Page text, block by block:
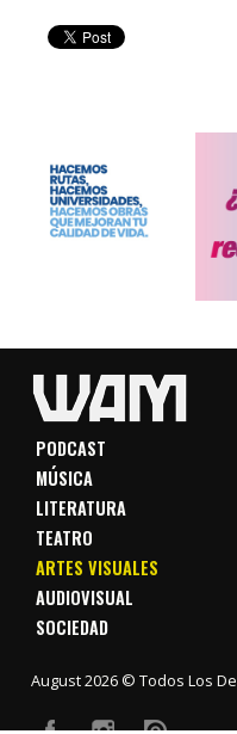
PODCAST
MÚSICA
LITERATURA
TEATRO
ARTES VISUALES
AUDIOVISUAL
SOCIEDAD
August 2026 © Todos Los